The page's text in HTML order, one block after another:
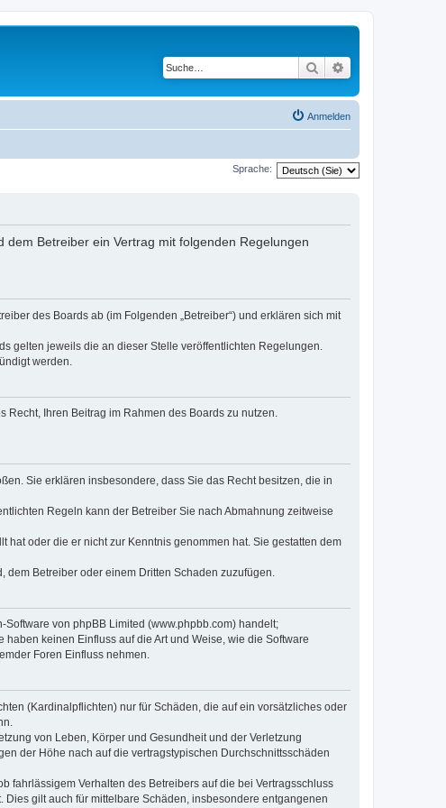
Suche
Anmelden
Sprache:
dem Betreiber ein Vertrag mit folgenden Regelungen
des Boards ab (im Folgenden „Betreiber“) und erklären sich mit
gelten jeweils die an dieser Stelle veröffentlichten Regelungen.
werden.
Ihren Beitrag im Rahmen des Boards zu nutzen.
Sie erklären insbesondere, dass Sie das Recht besitzen, die in
Regeln kann der Betreiber Sie nach Abmahnung zeitweise
oder die er nicht zur Kenntnis genommen hat. Sie gestatten dem
Betreiber oder einem Dritten Schaden zuzufügen.
Software von phpBB Limited (www.phpbb.com) handelt;
keinen Einfluss auf die Art und Weise, wie die Software
Foren Einfluss nehmen.
(Kardinalpflichten) nur für Schäden, die auf ein vorsätzliches oder
von Leben, Körper und Gesundheit und der Verletzung
der Höhe nach auf die vertragstypischen Durchschnittsschäden
fahrlässigem Verhalten des Betreibers auf die bei Vertragsschluss
gilt auch für mittelbare Schäden, insbesondere entgangenen